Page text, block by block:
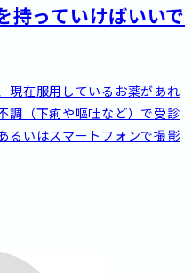
持っていけばいいで
現在服用しているお薬があれ
調（下痢や嘔吐など）で受診
るいはスマートフォンで撮影